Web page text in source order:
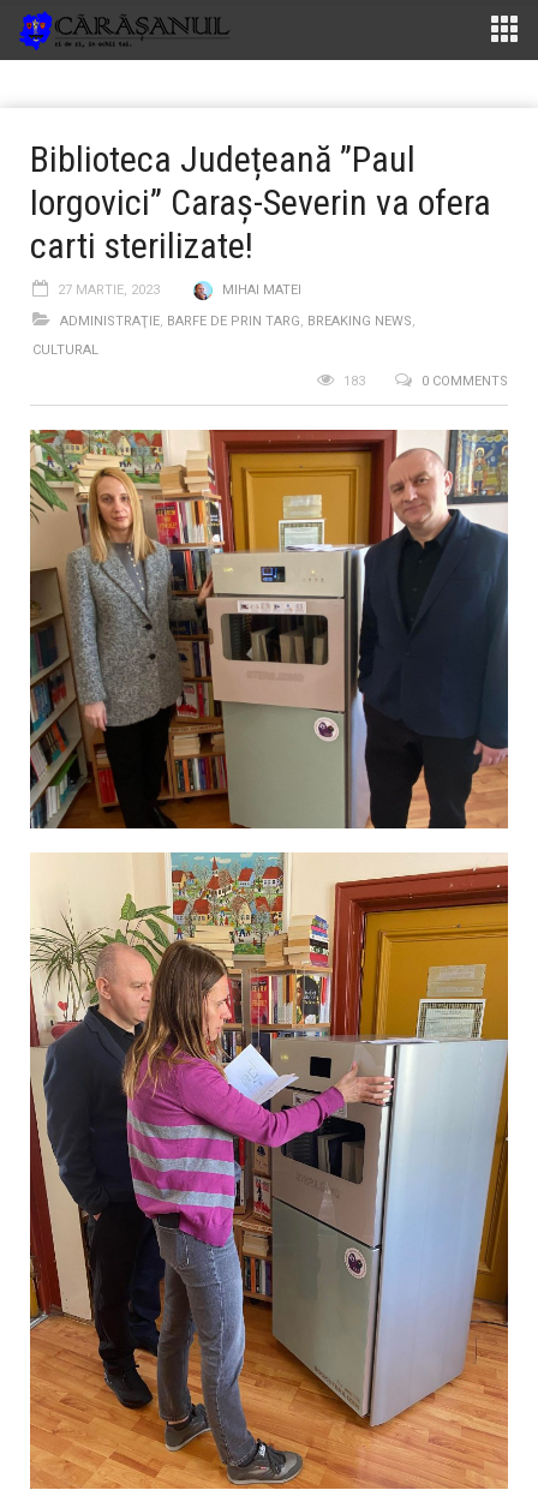
Biblioteca Județeană ”Paul
Iorgovici” Caraș-Severin va ofera
carti sterilizate!
27 MARTIE, 2023
MIHAI MATEI
ADMINISTRAŢIE, BARFE DE PRIN TARG, BREAKING NEWS,
CULTURAL
0 COMMENTS
183